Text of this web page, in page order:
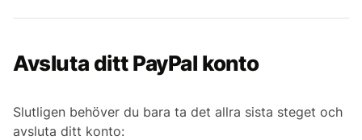
Avsluta ditt PayPal konto
Slutligen behöver du bara ta det allra sista steget och
avsluta ditt konto: